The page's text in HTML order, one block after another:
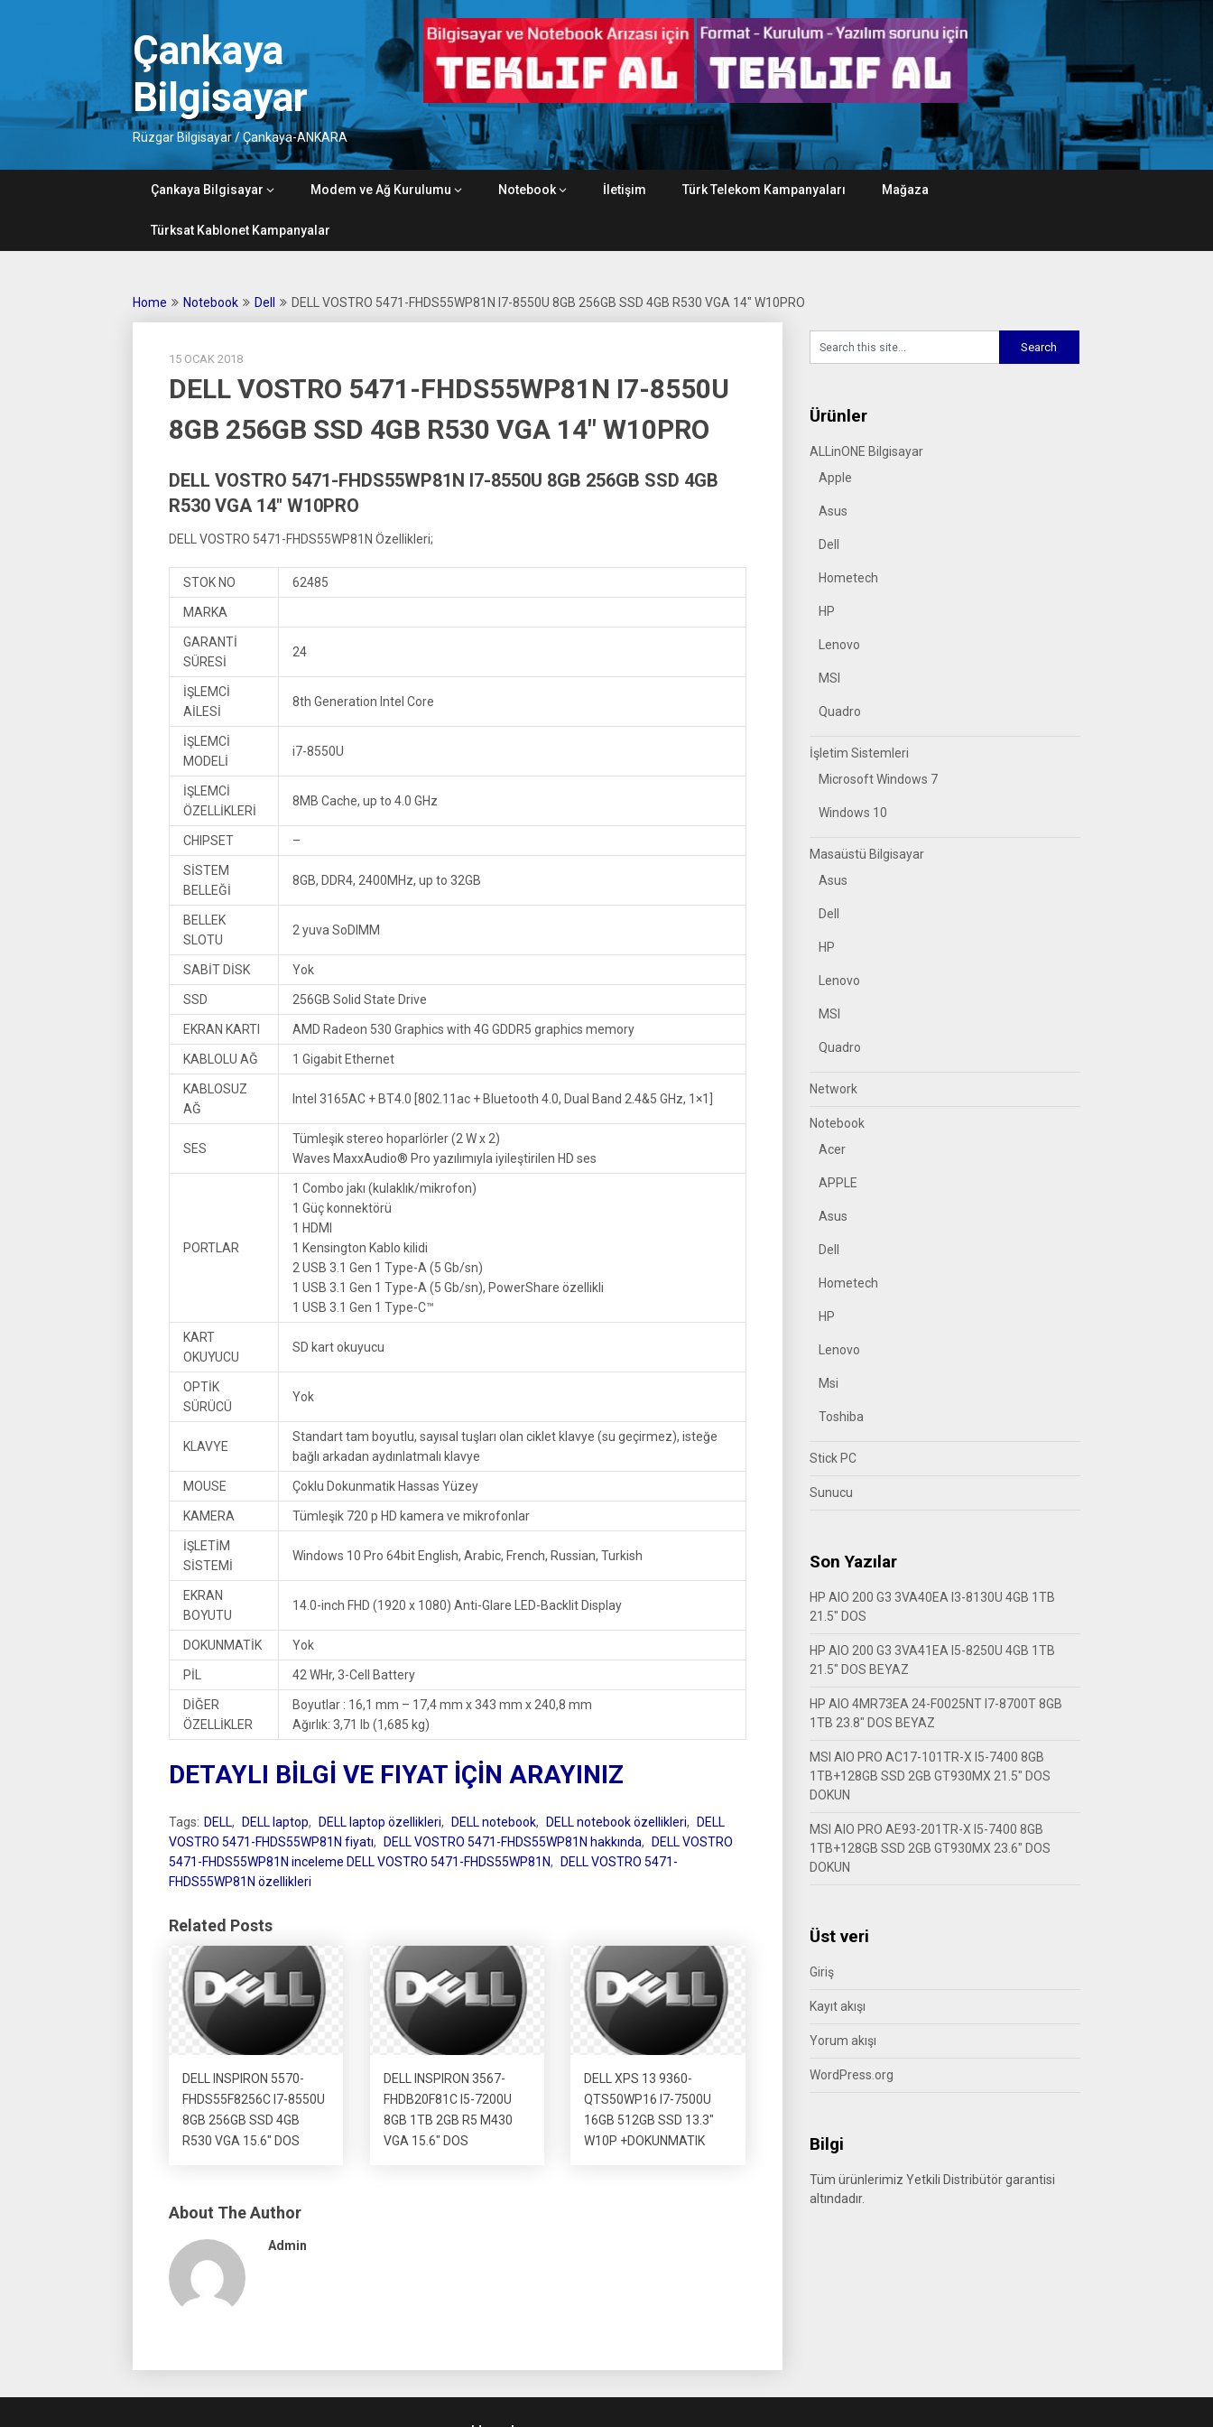
Çankaya
Bilgisayar
Rüzgar Bilgisayar / Çankaya-ANKARA
Çankaya Bilgisayar Modem ve Ağ Kurulumu Notebook İletişim Türk Telekom Kampanyaları Mağaza
Türksat Kablonet Kampanyalar
Home Notebook Dell DELL VOSTRO 5471-FHDS55WP81N I7-8550U 8GB 256GB SSD 4GB R530 VGA 14″ W10PRO
15 OCAK 2018
DELL VOSTRO 5471-FHDS55WP81N I7-8550U
8GB 256GB SSD 4GB R530 VGA 14″ W10PRO
DELL VOSTRO 5471-FHDS55WP81N I7-8550U 8GB 256GB SSD 4GB
R530 VGA 14″ W10PRO
DELL VOSTRO 5471-FHDS55WP81N Özellikleri;
STOK NO 62485
MARKA
GARANTİ
SÜRESİ
24
İŞLEMCİ
AİLESİ
8th Generation Intel Core
İŞLEMCİ
MODELİ
i7-8550U
İŞLEMCİ
ÖZELLİKLERİ
8MB Cache, up to 4.0 GHz
CHIPSET –
SİSTEM
BELLEĞİ
8GB, DDR4, 2400MHz, up to 32GB
BELLEK
SLOTU
2 yuva SoDIMM
SABİT DİSK Yok
SSD 256GB Solid State Drive
EKRAN KARTI AMD Radeon 530 Graphics with 4G GDDR5 graphics memory
KABLOLU AĞ 1 Gigabit Ethernet
KABLOSUZ
AĞ
Intel 3165AC + BT4.0 [802.11ac + Bluetooth 4.0, Dual Band 2.4&5 GHz, 1×1]
SES
Tümleşik stereo hoparlörler (2 W x 2)
Waves MaxxAudio® Pro yazılımıyla iyileştirilen HD ses
PORTLAR
1 Combo jakı (kulaklık/mikrofon)
1 Güç konnektörü
1 HDMI
1 Kensington Kablo kilidi
2 USB 3.1 Gen 1 Type-A (5 Gb/sn)
1 USB 3.1 Gen 1 Type-A (5 Gb/sn), PowerShare özellikli
1 USB 3.1 Gen 1 Type-C™
KART
OKUYUCU
SD kart okuyucu
OPTİK
SÜRÜCÜ
Yok
KLAVYE
Standart tam boyutlu, sayısal tuşları olan ciklet klavye (su geçirmez), isteğe
bağlı arkadan aydınlatmalı klavye
MOUSE Çoklu Dokunmatik Hassas Yüzey
KAMERA Tümleşik 720 p HD kamera ve mikrofonlar
İŞLETİM
SİSTEMİ
Windows 10 Pro 64bit English, Arabic, French, Russian, Turkish
EKRAN
BOYUTU
14.0-inch FHD (1920 x 1080) Anti-Glare LED-Backlit Display
DOKUNMATİK Yok
PİL 42 WHr, 3-Cell Battery
DİĞER
ÖZELLİKLER
Boyutlar : 16,1 mm – 17,4 mm x 343 mm x 240,8 mm
Ağırlık: 3,71 lb (1,685 kg)
DETAYLI BİLGİ VE FIYAT İÇİN ARAYINIZ
Tags: DELL, DELL laptop, DELL laptop özellikleri, DELL notebook, DELL notebook özellikleri,
DELL
VOSTRO 5471-FHDS55WP81N fiyatı, DELL VOSTRO 5471-FHDS55WP81N hakkında,
DELL VOSTRO
5471-FHDS55WP81N inceleme DELL VOSTRO 5471-FHDS55WP81N,
DELL VOSTRO 5471-
FHDS55WP81N özellikleri
Related Posts
DELL INSPIRON 5570-
FHDS55F8256C I7-8550U
8GB 256GB SSD 4GB
R530 VGA 15.6″ DOS
DELL INSPIRON 3567-
FHDB20F81C I5-7200U
8GB 1TB 2GB R5 M430
VGA 15.6″ DOS
DELL XPS 13 9360-
QTS50WP16 I7-7500U
16GB 512GB SSD 13.3″
W10P +DOKUNMATIK
About The Author
Admin
Ürünler
ALLinONE Bilgisayar
Apple
Asus
Dell
Hometech
HP
Lenovo
MSI
Quadro
İşletim Sistemleri
Microsoft Windows 7
Windows 10
Masaüstü Bilgisayar
Asus
Dell
HP
Lenovo
MSI
Quadro
Network
Notebook
Acer
APPLE
Asus
Dell
Hometech
HP
Lenovo
Msi
Toshiba
Stick PC
Sunucu
Son Yazılar
HP AIO 200 G3 3VA40EA I3-8130U 4GB 1TB
21.5″ DOS
HP AIO 200 G3 3VA41EA I5-8250U 4GB 1TB
21.5″ DOS BEYAZ
HP AIO 4MR73EA 24-F0025NT I7-8700T 8GB
1TB 23.8″ DOS BEYAZ
MSI AIO PRO AC17-101TR-X I5-7400 8GB
1TB+128GB SSD 2GB GT930MX 21.5″ DOS
DOKUN
MSI AIO PRO AE93-201TR-X I5-7400 8GB
1TB+128GB SSD 2GB GT930MX 23.6″ DOS
DOKUN
Üst veri
Giriş
Kayıt akışı
Yorum akışı
WordPress.org
Bilgi
Tüm ürünlerimiz Yetkili Distribütör garantisi
altındadır.